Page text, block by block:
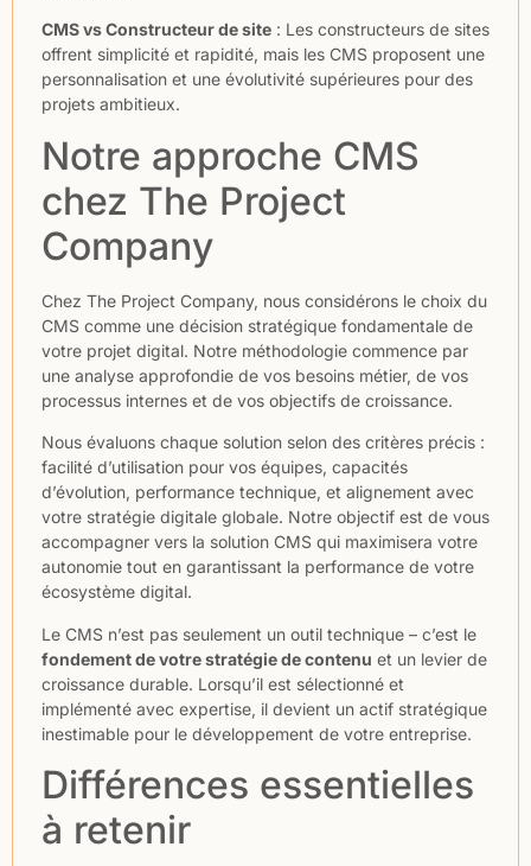
CMS vs Constructeur de site : Les constructeurs de sites
offrent simplicité et rapidité, mais les CMS proposent une
personnalisation et une évolutivité supérieures pour des
projets ambitieux.
Notre approche CMS
chez The Project
Company
Chez The Project Company, nous considérons le choix du
CMS comme une décision stratégique fondamentale de
votre projet digital. Notre méthodologie commence par
une analyse approfondie de vos besoins métier, de vos
processus internes et de vos objectifs de croissance.
Nous évaluons chaque solution selon des critères précis :
facilité d’utilisation pour vos équipes, capacités
d’évolution, performance technique, et alignement avec
votre stratégie digitale globale. Notre objectif est de vous
accompagner vers la solution CMS qui maximisera votre
autonomie tout en garantissant la performance de votre
écosystème digital.
Le CMS n’est pas seulement un outil technique – c’est le
fondement de votre stratégie de contenu et un levier de
croissance durable. Lorsqu’il est sélectionné et
implémenté avec expertise, il devient un actif stratégique
inestimable pour le développement de votre entreprise.
Différences essentielles
à retenir